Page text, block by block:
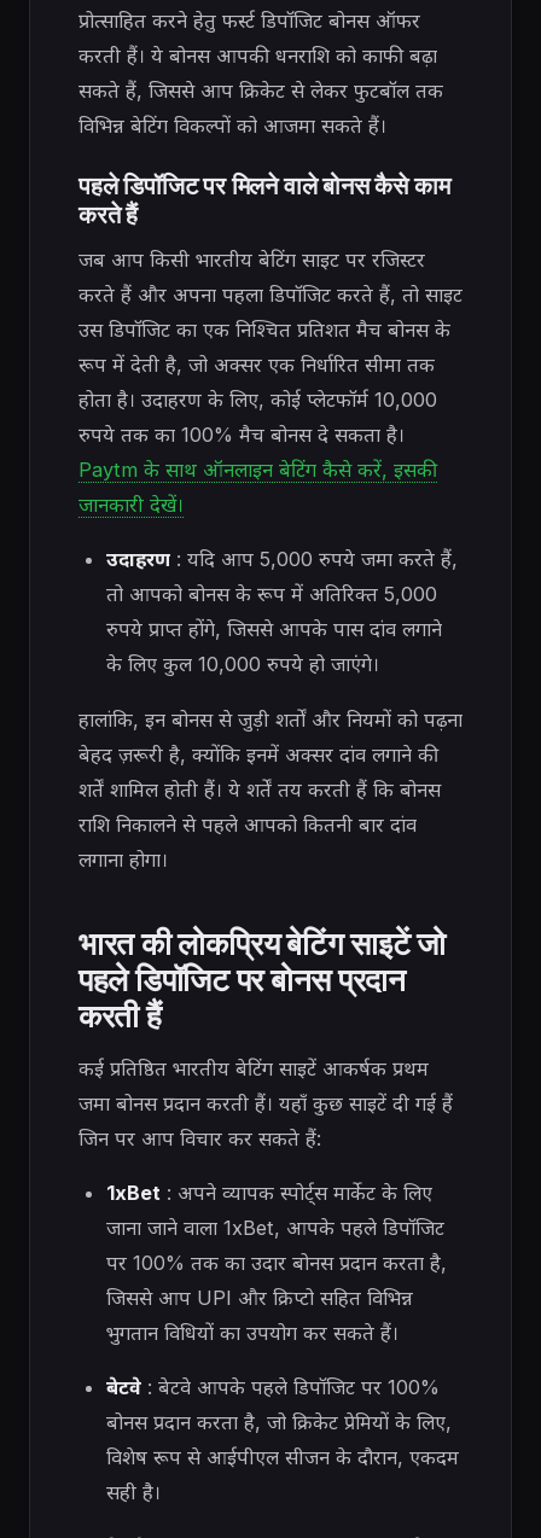
प्रोत्साहित करने हेतु फर्स्ट डिपॉजिट बोनस ऑफर
करती हैं। ये बोनस आपकी धनराशि को काफी बढ़ा
सकते हैं, जिससे आप क्रिकेट से लेकर फुटबॉल तक
विभिन्न बेटिंग विकल्पों को आजमा सकते हैं।
पहले डिपॉजिट पर मिलने वाले बोनस कैसे काम
करते हैं
जब आप किसी भारतीय बेटिंग साइट पर रजिस्टर
करते हैं और अपना पहला डिपॉजिट करते हैं, तो साइट
उस डिपॉजिट का एक निश्चित प्रतिशत मैच बोनस के
रूप में देती है, जो अक्सर एक निर्धारित सीमा तक
होता है। उदाहरण के लिए, कोई प्लेटफॉर्म 10,000
रुपये तक का 100% मैच बोनस दे सकता है।
Paytm के साथ ऑनलाइन बेटिंग कैसे करें, इसकी
जानकारी देखें।
उदाहरण: यदि आप 5,000 रुपये जमा करते हैं,
तो आपको बोनस के रूप में अतिरिक्त 5,000
रुपये प्राप्त होंगे, जिससे आपके पास दांव लगाने
के लिए कुल 10,000 रुपये हो जाएंगे।
हालांकि, इन बोनस से जुड़ी शर्तों और नियमों को पढ़ना
बेहद ज़रूरी है, क्योंकि इनमें अक्सर दांव लगाने की
शर्तें शामिल होती हैं। ये शर्तें तय करती हैं कि बोनस
राशि निकालने से पहले आपको कितनी बार दांव
लगाना होगा।
भारत की लोकप्रिय बेटिंग साइटें जो
पहले डिपॉजिट पर बोनस प्रदान
करती हैं
कई प्रतिष्ठित भारतीय बेटिंग साइटें आकर्षक प्रथम
जमा बोनस प्रदान करती हैं। यहाँ कुछ साइटें दी गई हैं
जिन पर आप विचार कर सकते हैं:
1xBet: अपने व्यापक स्पोर्ट्स मार्केट के लिए
जाना जाने वाला 1xBet, आपके पहले डिपॉजिट
पर 100% तक का उदार बोनस प्रदान करता है,
जिससे आप UPI और क्रिप्टो सहित विभिन्न
भुगतान विधियों का उपयोग कर सकते हैं।
बेटवे: बेटवे आपके पहले डिपॉजिट पर 100%
बोनस प्रदान करता है, जो क्रिकेट प्रेमियों के लिए,
विशेष रूप से आईपीएल सीजन के दौरान, एकदम
सही है।